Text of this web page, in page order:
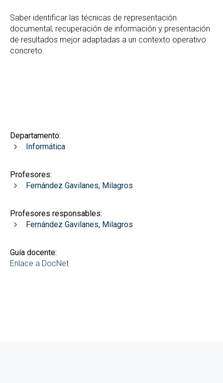
Saber identificar las técnicas de representación
documental, recuperación de información y presentación
de resultados mejor adaptadas a un contexto operativo
concreto.
Departamento:
Informática
Profesores:
Fernández Gavilanes, Milagros
Profesores responsables:
Fernández Gavilanes, Milagros
Guía docente:
Enlace a DocNet